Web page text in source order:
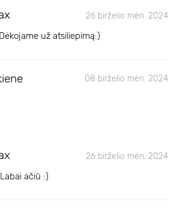
26 birželio mėn. 2024
už atsiliepimą:)
08 birželio mėn. 2024
26 birželio mėn. 2024
ačiū :)